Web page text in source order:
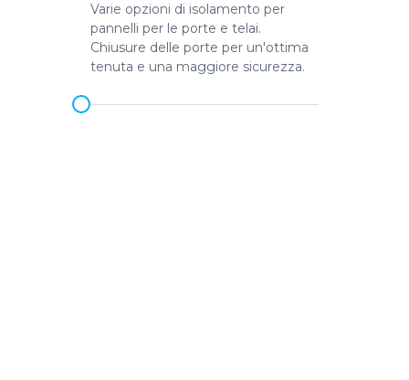
Varie opzioni di isolamento per
pannelli per le porte e telai.
Chiusure delle porte per un'ottima
tenuta e una maggiore sicurezza.